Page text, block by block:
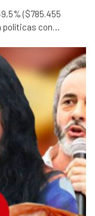
($785.455
políticas con…